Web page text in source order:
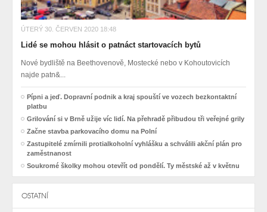
ÚTERÝ 30. ČERVEN 2020 18:48
Lidé se mohou hlásit o patnáct startovacích bytů
Nové bydliště na Beethovenově, Mostecké nebo v Kohoutovicích
najde patn&...
Pípni a jeď. Dopravní podnik a kraj spouští ve vozech bezkontaktní
platbu
Grilování si v Brně užije víc lidí. Na přehradě přibudou tři veřejné grily
Začne stavba parkovacího domu na Polní
Zastupitelé zmírnili protialkoholní vyhlášku a schválili akční plán pro
zaměstnanost
Soukromé školky mohou otevřít od pondělí. Ty městské až v květnu
OSTATNÍ